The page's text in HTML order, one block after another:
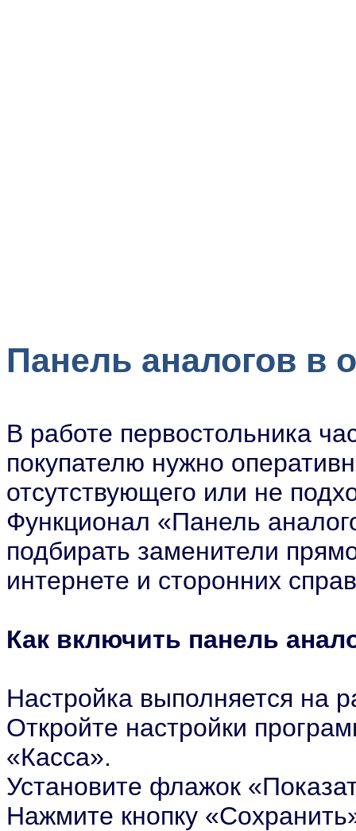
Панель аналогов в
В работе первостольника
покупателю нужно
отсутствующего или не
Функционал «Панель
подбирать заменители
интернете и сторонних
Как включить панель
Настройка выполняется на
Откройте настройки
«Касса».
Установите флажок
Нажмите кнопку